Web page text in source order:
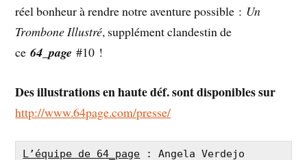
réel bonheur à rendre notre aventure possible : Un
Trombone Illustré, supplément clandestin de
ce64_page #10 !
Des illustrations en haute déf. sont disponibles sur
http://www.64page.com/presse/
L’équipe de 64_page : Angela Verdejo